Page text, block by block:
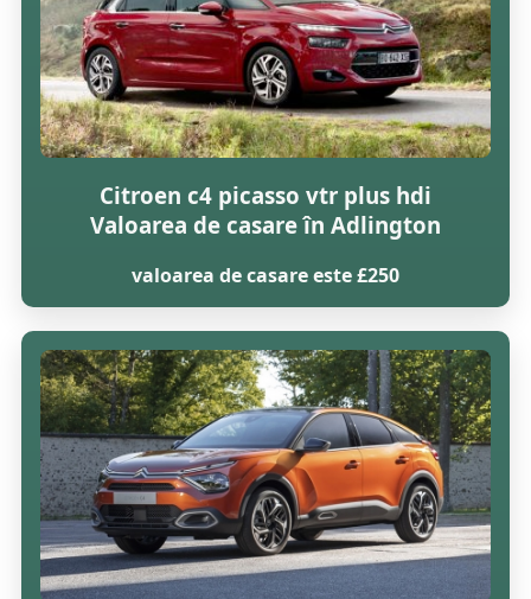
Citroen c4 picasso vtr plus hdi
Valoarea de casare în Adlington
valoarea de casare este £250